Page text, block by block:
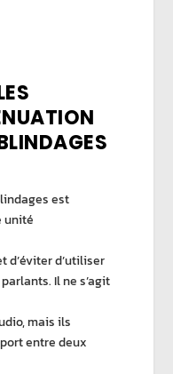
est
unité
d’éviter d’utiliser
Il ne s’agit
mais ils
entre deux